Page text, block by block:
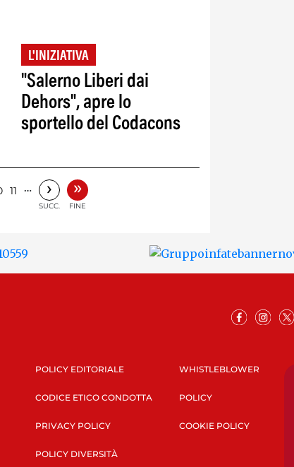
L'INIZIATIVA
"Salerno Liberi dai
Dehors", apre lo
sportello del Codacons
11 … ›
SUCC.
»
FINE
POLICY EDITORIALE
CODICE ETICO CONDOTTA
PRIVACY POLICY
POLICY DIVERSITÀ
WHISTLEBLOWER
POLICY
COOKIE POLICY